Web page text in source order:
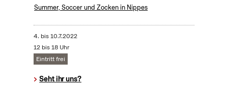
Summer, Soccer und Zocken in Nippes
4. bis10.7.2022
12 bis 18 Uhr
Eintritt frei
Seht ihr uns?